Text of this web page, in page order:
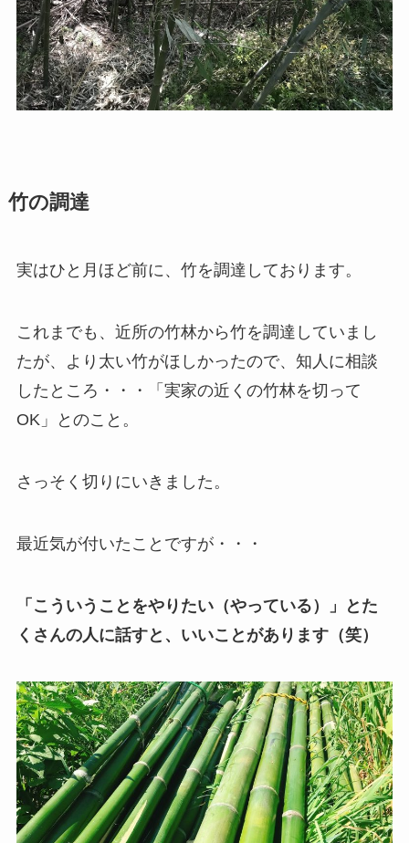
竹の調達
実はひと月ほど前に、竹を調達しております。
これまでも、近所の竹林から竹を調達していまし
たが、より太い竹がほしかったので、知人に相談
したところ・・・「実家の近くの竹林を切って
OK」とのこと。
さっそく切りにいきました。
最近気が付いたことですが・・・
「こういうことをやりたい（やっている）」とた
くさんの人に話すと、いいことがあります（笑）